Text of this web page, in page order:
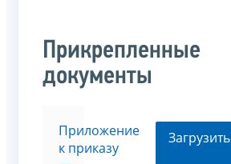
Прикрепленные
документы
Приложение
к приказу
Загрузить